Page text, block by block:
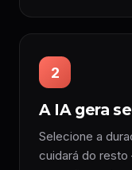
2
A IA gera
Selecione a
cuidará do